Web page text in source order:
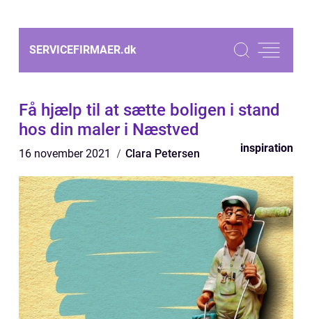
SERVICEFIRMAER.dk
Få hjælp til at sætte boligen i stand
hos din maler i Næstved
16 november 2021 Clara Petersen inspiration